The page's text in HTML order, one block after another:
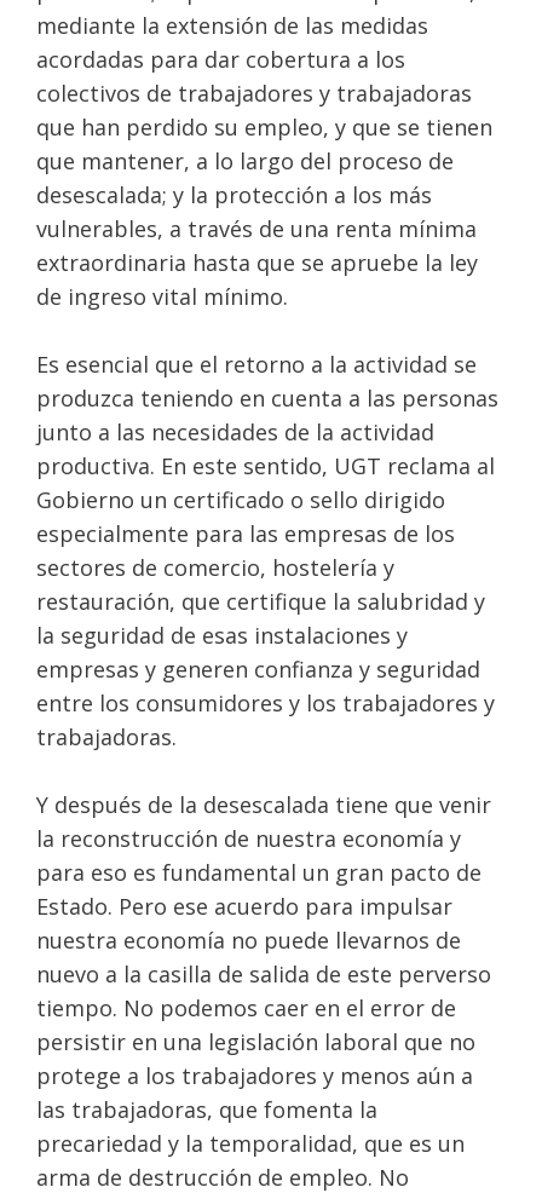
mediante la extensión de las medidas
acordadas para dar cobertura a los
colectivos de trabajadores y trabajadoras
que han perdido su empleo, y que se tienen
que mantener, a lo largo del proceso de
desescalada; y la protección a los más
vulnerables, a través de una renta mínima
extraordinaria hasta que se apruebe la ley
de ingreso vital mínimo.
Es esencial que el retorno a la actividad se
produzca teniendo en cuenta a las personas
junto a las necesidades de la actividad
productiva. En este sentido, UGT reclama al
Gobierno un certificado o sello dirigido
especialmente para las empresas de los
sectores de comercio, hostelería y
restauración, que certifique la salubridad y
la seguridad de esas instalaciones y
empresas y generen confianza y seguridad
entre los consumidores y los trabajadores y
trabajadoras.
Y después de la desescalada tiene que venir
la reconstrucción de nuestra economía y
para eso es fundamental un gran pacto de
Estado. Pero ese acuerdo para impulsar
nuestra economía no puede llevarnos de
nuevo a la casilla de salida de este perverso
tiempo. No podemos caer en el error de
persistir en una legislación laboral que no
protege a los trabajadores y menos aún a
las trabajadoras, que fomenta la
precariedad y la temporalidad, que es un
arma de destrucción de empleo. No